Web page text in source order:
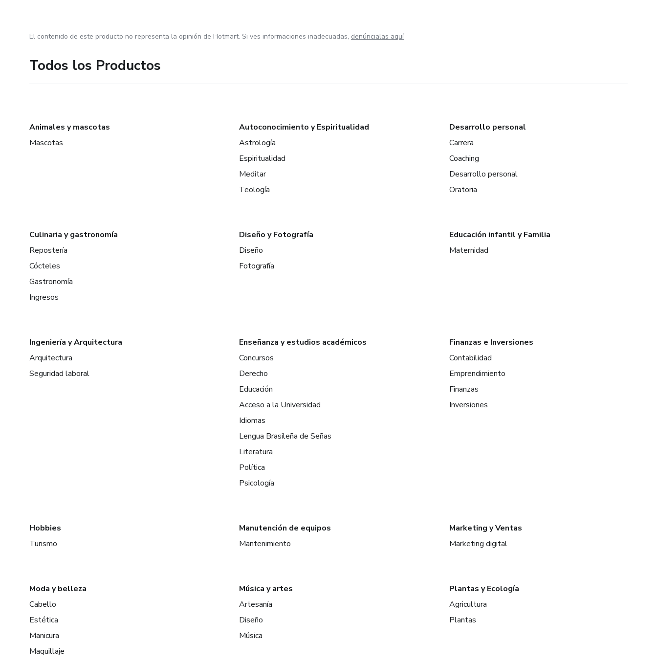
El contenido de este producto no representa la opinión de Hotmart. Si ves informaciones inadecuadas, denúncialas aquí
Todos los Productos
Animales y mascotas
Mascotas
Autoconocimiento y Espiritualidad
Astrología
Espiritualidad
Meditar
Teología
Desarrollo personal
Carrera
Coaching
Desarrollo personal
Oratoria
Culinaria y gastronomía
Repostería
Cócteles
Gastronomía
Ingresos
Diseño y Fotografía
Diseño
Fotografía
Educación infantil y Familia
Maternidad
Ingeniería y Arquitectura
Arquitectura
Seguridad laboral
Enseñanza y estudios académicos
Concursos
Derecho
Educación
Acceso a la Universidad
Idiomas
Lengua Brasileña de Señas
Literatura
Política
Psicología
Finanzas e Inversiones
Contabilidad
Emprendimiento
Finanzas
Inversiones
Hobbies
Turismo
Manutención de equipos
Mantenimiento
Marketing y Ventas
Marketing digital
Moda y belleza
Cabello
Estética
Manicura
Maquillaje
Música y artes
Artesanía
Diseño
Música
Plantas y Ecología
Agricultura
Plantas